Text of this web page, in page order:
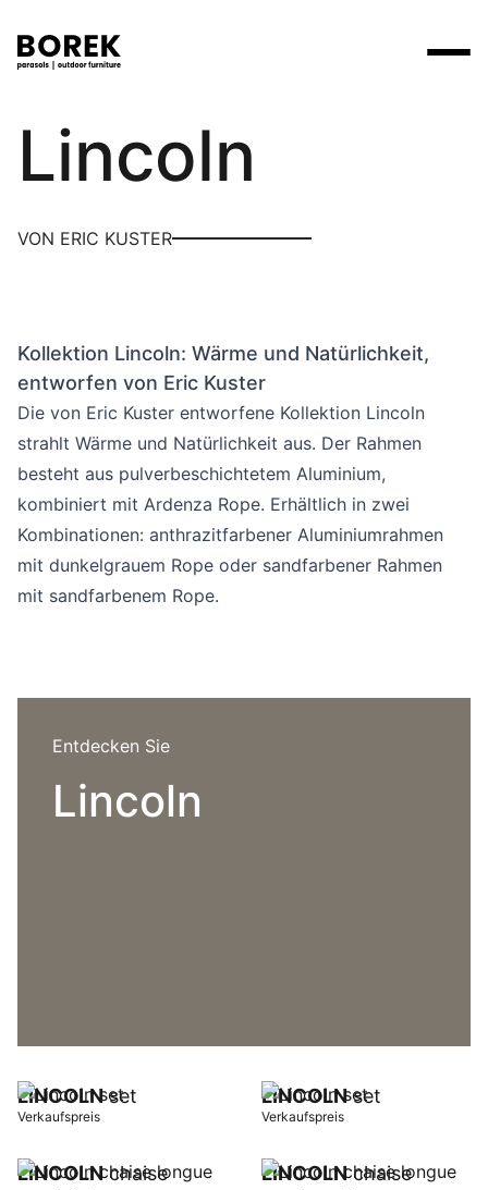
Produkte
Produkte
Stühle
Liegestühle
Andere
Kollektionen
Marken
Yoi
VerkaufsstellenSuche am Verkaufsort
Mehr
Contact
Events
3D-Modelle
Arbeiten bei
Uber uns
Sprachwahl
Suchen
Borek
Lincoln
VON ERIC KUSTER
Kollektion Lincoln: Wärme und Natürlichkeit,
entworfen von Eric Kuster
Die von Eric Kuster entworfene Kollektion Lincoln
strahlt Wärme und Natürlichkeit aus. Der Rahmen
besteht aus pulverbeschichtetem Aluminium,
kombiniert mit Ardenza Rope. Erhältlich in zwei
Kombinationen: anthrazitfarbener Aluminiumrahmen
mit dunkelgrauem Rope oder sandfarbener Rahmen
mit sandfarbenem Rope.
Entdecken Sie
Lincoln
LINCOLNset
Verkaufspreis
LINCOLNset
Verkaufspreis
LINCOLNchaise
LINCOLNchaise